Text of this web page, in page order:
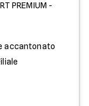
PREMIUM -
accantonato